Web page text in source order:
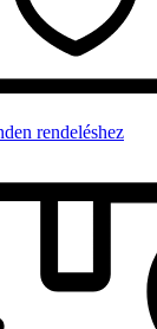
rendeléshez